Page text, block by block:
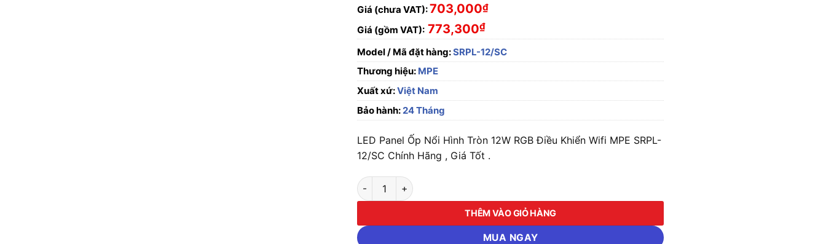
Giá (chưa VAT):703,000₫
Giá (gồm VAT): 773,300₫
Model / Mã đặt hàng:SRPL-12/SC
Thương hiệu: MPE
Xuất xứ:Việt Nam
Bảo hành:24 Tháng
LED Panel Ốp Nổi Hình Tròn 12W RGB Điều Khiển Wifi MPE SRPL-
12/SC Chính Hãng , Giá Tốt .
LED Panel Ốp Nổi Hình Tròn 12W RGB Điều Khiển Wifi MPE SRPL-12/SC số lượng
THÊM VÀO GIỎ HÀNG
MUA NGAY